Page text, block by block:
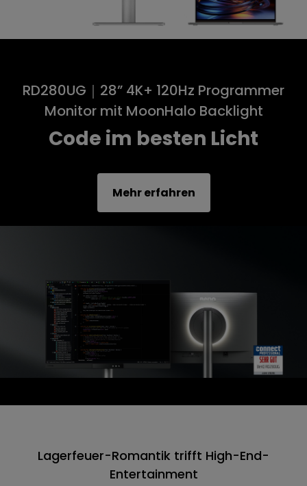
RD280UG｜28” 4K+ 120Hz Programmer
Monitor mit MoonHalo Backlight
Code im besten Licht
Mehr erfahren
Lagerfeuer-Romantik trifft High-End-
Entertainment